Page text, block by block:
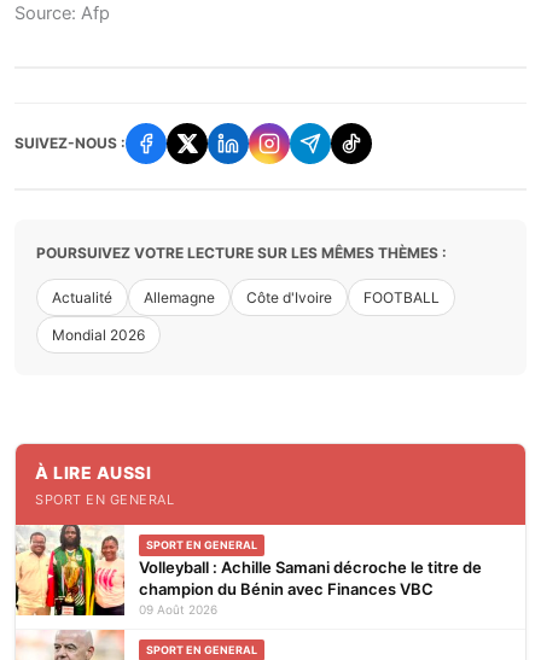
Source: Afp
SUIVEZ-NOUS :
POURSUIVEZ VOTRE LECTURE SUR LES MÊMES THÈMES :
Actualité Allemagne Côte d'Ivoire FOOTBALL
Mondial 2026
À LIRE AUSSI
SPORT EN GENERAL
SPORT EN GENERAL
Volleyball : Achille Samani décroche le titre de
champion du Bénin avec Finances VBC
09 Août 2026
SPORT EN GENERAL